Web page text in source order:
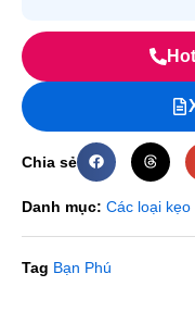
Chia sẻ
Danh mục: Các loại kẹo
Tag Bạn Phú